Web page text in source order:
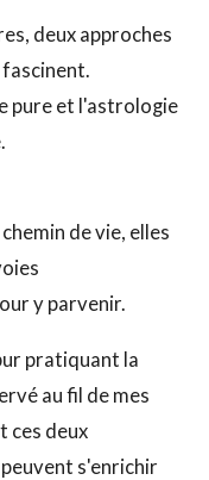
deux approches
pure et l'astrologie
de vie, elles
y parvenir.
pratiquant la
au fil de mes
ces deux
s'enrichir